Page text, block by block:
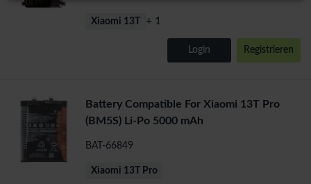
Xiaomi 13T + 1
Login Registrieren
Battery Compatible For Xiaomi 13T Pro​
(BM5S​) Li-Po 5000 mAh
BAT-66849
Xiaomi 13T Pro